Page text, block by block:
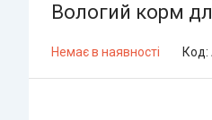
Вологий корм
Немає в наявності Код: